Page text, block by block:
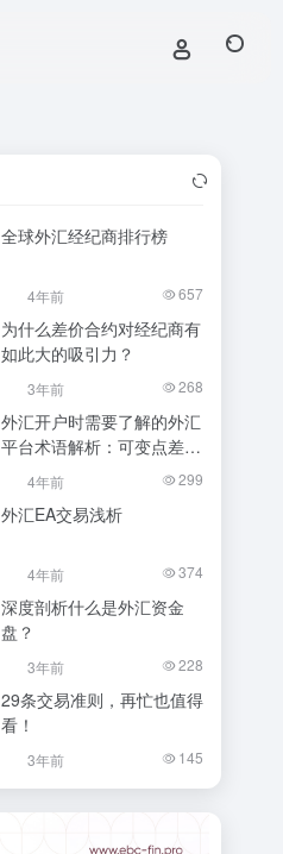
全球外汇经纪商排行榜
4年前 657
为什么差价合约对经纪商有
如此大的吸引力？
3年前 268
外汇开户时需要了解的外汇
平台术语解析：可变点差
vs. 固定点差
4年前 299
外汇EA交易浅析
4年前 374
深度剖析什么是外汇资金
盘？
3年前 228
29条交易准则，再忙也值得
看！
3年前 145